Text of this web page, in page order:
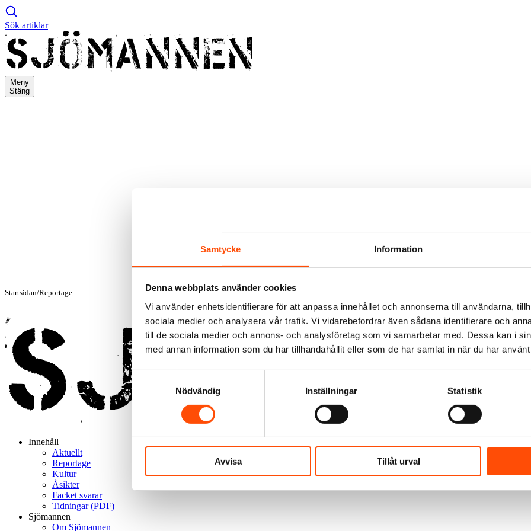
Samtycke Information
Denna webbplats använder cookies
Vi använder enhetsidentifierare för att anpassa innehållet och annonserna till användarna,
sociala medier och analysera vår trafik. Vi vidarebefordrar även sådana identifierare och
till de sociala medier och annons- och analysföretag som vi samarbetar med. Dessa kan i
med annan information som du har tillhandahållit eller som de har samlat in när du har
Samtyckesval
Nödvändig
Inställningar Statistik
Avvisa Tillåt urval
Sök artiklar
Meny
Stäng
Startsidan/Reportage
Innehåll
Aktuellt
Reportage
Kultur
Åsikter
Facket svarar
Tidningar (PDF)
Sjömannen
Om Sjömannen